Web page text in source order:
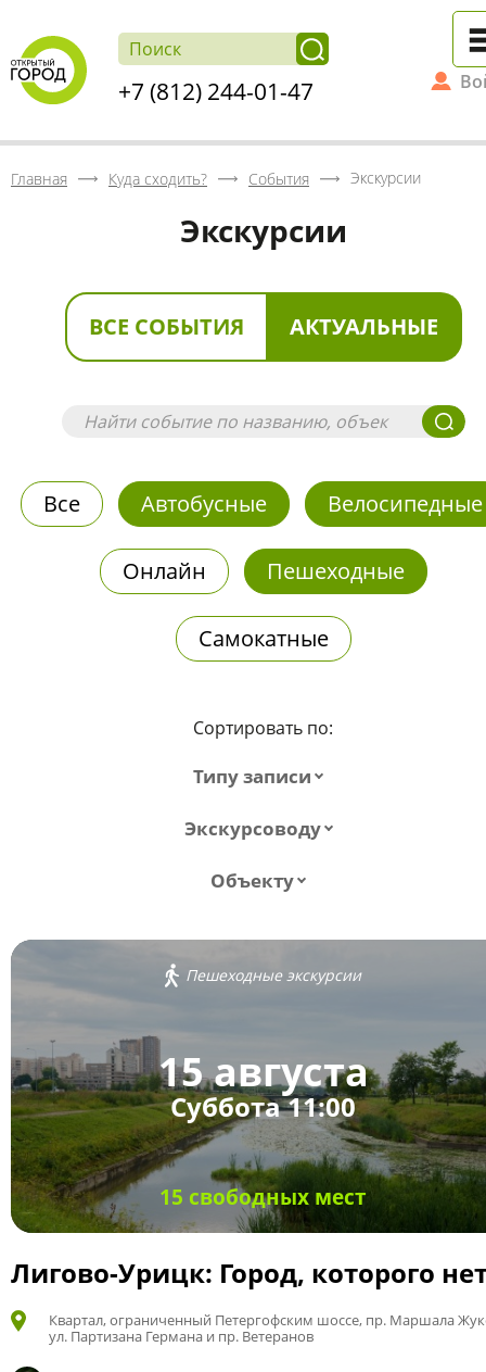
+7 (812) 244-01-47
Главная Куда сходить? События Экскурсии
Экскурсии
ВСЕ СОБЫТИЯ АКТУАЛЬНЫЕ
Все Автобусные Велосипедные
Онлайн Пешеходные
Самокатные
Сортировать по:
Типу записи
Экскурсоводу
Объекту
Пешеходные экскурсии
15 августа
Суббота 11:00
15 свободных мест
Лигово-Урицк: Город, которого
Квартал, ограниченный Петергофским шоссе, пр. Маршала
ул. Партизана Германа и пр. Ветеранов